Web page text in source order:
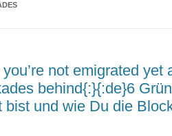
not emigrated yet
behind{:}{:de}6
bist und wie Du die